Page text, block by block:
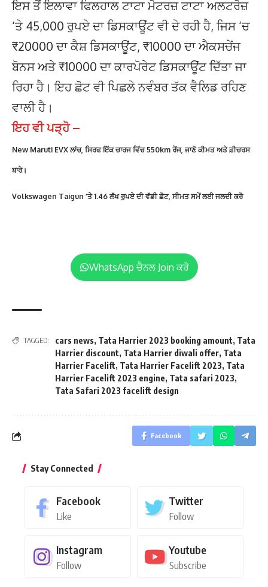
ਇਸ ਤੋਂ ਇਲਾਵਾ ਫਿਲਹਾਲ ਟਾਟਾ ਮੋਟਰਜ਼ ਟਾਟਾ ਅਲਟਰੋਜ਼
‘ਤੇ 45,000 ਰੁਪਏ ਦਾ ਡਿਸਕਾਊਂਟ ਵੀ ਦੇ ਰਹੀ ਹੈ, ਜਿਸ ‘ਚ
₹20000 ਦਾ ਕੈਸ਼ ਡਿਸਕਾਊਂਟ, ₹10000 ਦਾ ਐਕਸਚੇਂਜ
ਬੋਨਸ ਅਤੇ ₹10000 ਦਾ ਕਾਰਪੋਰੇਟ ਡਿਸਕਾਊਂਟ ਦਿੱਤਾ ਜਾ
ਰਿਹਾ ਹੈ। ਇਹ ਛੋਟ ਵੀ ਪਿਛਲੇ ਨਵੰਬਰ ਤੱਕ ਵੈਲਿਡ ਰਹਿਣ
ਵਾਲੀ ਹੈ।
ਇਹ ਵੀ ਪੜ੍ਹੋ –
New Maruti EVX ਲਾਂਚ, ਸਿਰਫ ਇੱਕ ਚਾਰਜ ਵਿੱਚ 550km ਰੇਂਜ, ਜਾਣੋ ਕੀਮਤ ਅਤੇ ਫ਼ੀਚਰਸ
ਬਾਰੇ।
Volkswagen Taigun ‘ਤੇ 1.46 ਲੱਖ ਰੁਪਏ ਦੀ ਵੱਡੀ ਛੋਟ, ਸੀਮਤ ਸਮੇਂ ਲਈ ਜਲਦੀ ਕਰੋ
WhatsApp ਚੈਨਲ Join ਕਰੋ
TAGGED: cars news, Tata Harrier 2023 booking amount, Tata
Harrier discount, Tata Harrier diwali offer, Tata
Harrier Facelift, Tata Harrier Facelift 2023, Tata
Harrier Facelift 2023 engine, Tata safari 2023,
Tata Safari 2023 facelift design
Facebook
Stay Connected
Facebook
Like
Twitter
Follow
Instagram
Follow
Youtube
Subscribe